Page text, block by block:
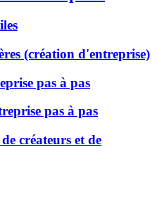
(création d'entreprise)
pas à pas
pas à pas
créateurs et de